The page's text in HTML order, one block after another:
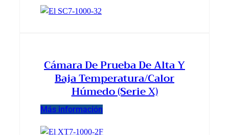
Cámara De Prueba De Alta Y
Baja Temperatura/calor
Húmedo (serie X)
Más información